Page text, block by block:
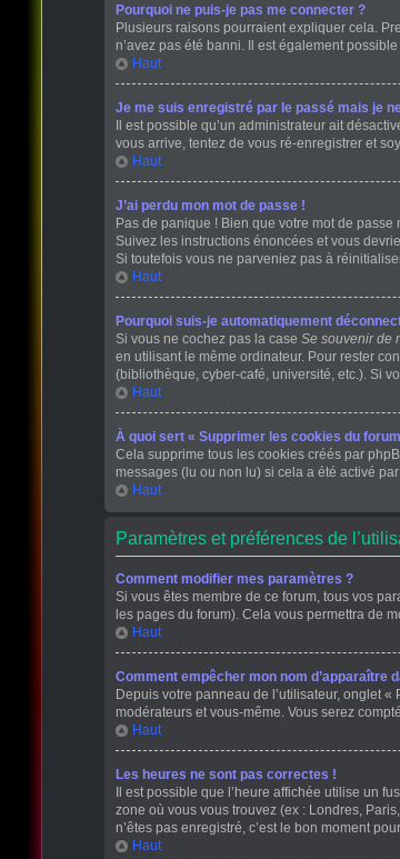
Pourquoi ne puis-je pas me connecter ?
Plusieurs raisons pourraient expliquer cela.
n’avez pas été banni. Il est également
Haut
Je me suis enregistré par le passé mais je
Il est possible qu’un administrateur ait
vous arrive, tentez de vous ré-enregistrer et
Haut
J’ai perdu mon mot de passe !
Pas de panique ! Bien que votre mot de
Suivez les instructions énoncées et vous
Si toutefois vous ne parveniez pas à
Haut
Pourquoi suis-je automatiquement
Si vous ne cochez pas la case Se souvenir de
en utilisant le même ordinateur. Pour rester
(bibliothèque, cyber-café, université, etc.). Si
Haut
À quoi sert « Supprimer les cookies du
Cela supprime tous les cookies créés par
messages (lu ou non lu) si cela a été activé
Haut
Paramètres et préférences de
Comment modifier mes paramètres ?
Si vous êtes membre de ce forum, tous vos
les pages du forum). Cela vous permettra de
Haut
Comment empêcher mon nom d’apparaître
Depuis votre panneau de l’utilisateur, onglet «
modérateurs et vous-même. Vous serez
Haut
Les heures ne sont pas correctes !
Il est possible que l’heure affichée utilise un
zone où vous vous trouvez (ex : Londres,
n’êtes pas enregistré, c’est le bon moment
Haut